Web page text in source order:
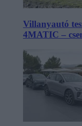
Villanyautó
4MATIC –